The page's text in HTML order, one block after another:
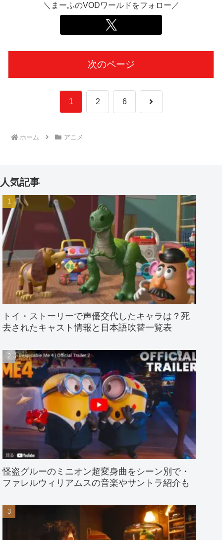
＼まーふのVODワールドをフォロー／
次のページ
1 2 6 次
ホーム アニメ
人気記事
トイ・ストーリーで声優交代したキャラは？死
去されたキャスト情報と日本語吹替一覧表
怪盗グルーのミニオン超変身曲をシーン別で・
ファレルウィリアムスの音楽やサントラ紹介も